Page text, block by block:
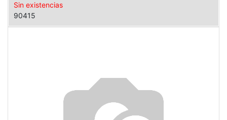
Sin existencias
90415